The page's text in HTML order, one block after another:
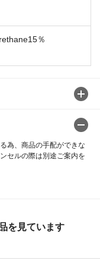
％
為、商品の手配ができな
セルの際は別途ご案内を
を見ています